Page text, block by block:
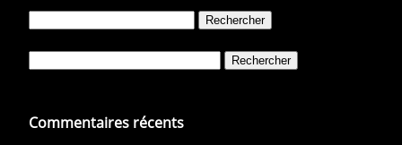
Commentaires récents